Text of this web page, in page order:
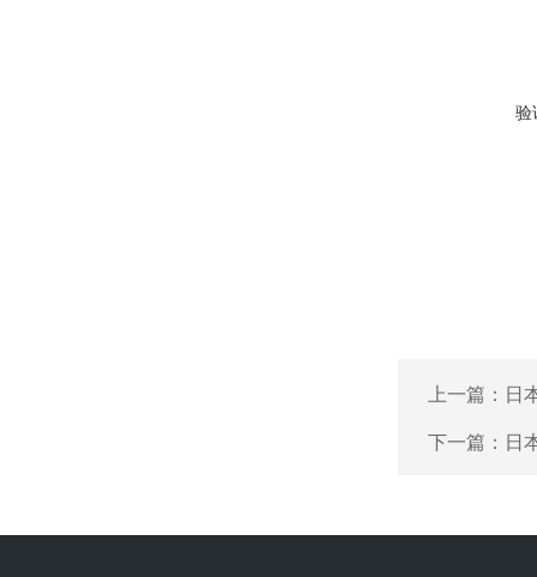
验
上一篇： 日
下一篇： 日